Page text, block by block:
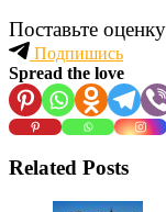
Поставьте
Подпишись
Spread the love
Related Posts